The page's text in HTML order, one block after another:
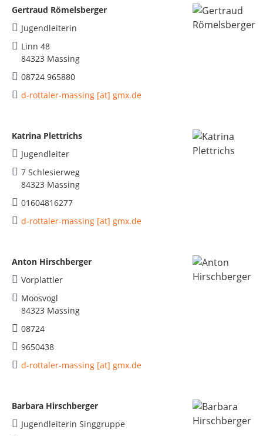
Gertraud Römelsberger
Jugendleiterin
Linn 48
84323 Massing
08724 965880
d-rottaler-massing [at] gmx.de
Katrina Plettrichs
Jugendleiter
7 Schlesierweg
84323 Massing
01604816277
d-rottaler-massing [at] gmx.de
Anton Hirschberger
Vorplattler
Moosvogl
84323 Massing
08724
9650438
d-rottaler-massing [at] gmx.de
Barbara Hirschberger
Jugendleiterin Singgruppe